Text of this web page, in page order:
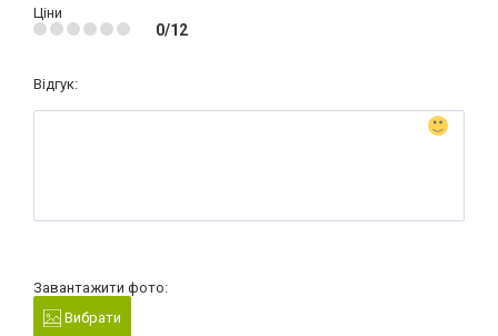
Ціни
0/12
Відгук:
Завантажити фото:
Вибрати